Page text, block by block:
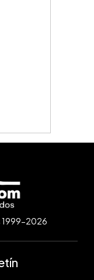
1999-2026